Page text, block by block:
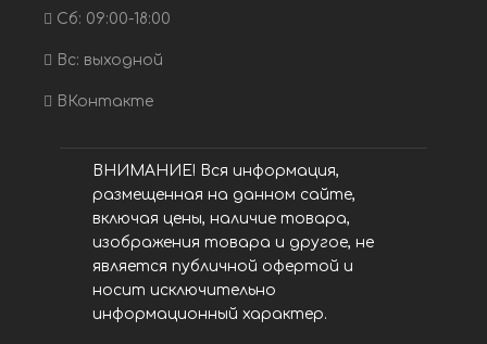
Сб: 09:00-18:00
Вс: выходной
ВКонтакте
ВНИМАНИЕ! Вся информация,
размещенная на данном сайте,
включая цены, наличие товара,
изображения товара и другое, не
является публичной офертой и
носит исключительно
информационный характер.